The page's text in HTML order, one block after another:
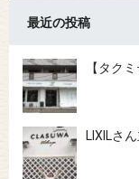
最近の投稿
【タク
LIXILさ